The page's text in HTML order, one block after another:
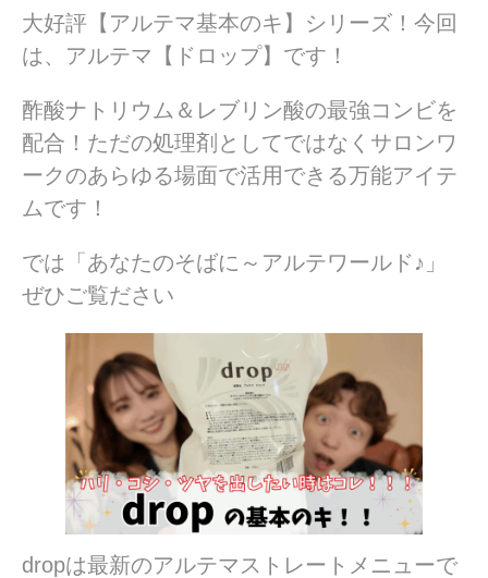
大好評【アルテマ基本のキ】シリーズ！今回
は、アルテマ【ドロップ】です！
酢酸ナトリウム＆レブリン酸の最強コンビを
配合！ただの処理剤としてではなくサロンワ
ークのあらゆる場面で活用できる万能アイテ
ムです！
では「あなたのそばに～アルテワールド♪」
ぜひご覧ださい
dropは最新のアルテマストレートメニューで